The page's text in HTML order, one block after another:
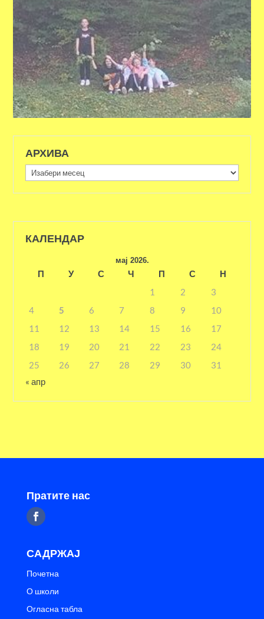
АРХИВА
Архива
КАЛЕНДАР
мај 2026.
П У С Ч П С
Н
1
2
3
4
5 6 7 8 9
10
11
12 13 14 15 16
17
18
19 20 21 22 23
24
25
26 27 28 29 30
31
« апр
Пратите нас
САДРЖАЈ
Почетна
О школи
Огласна табла